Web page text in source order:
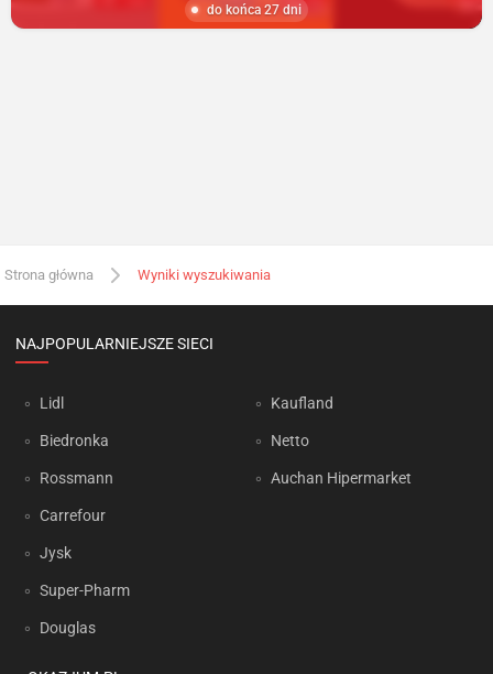
do końca 27 dni
Strona główna Wyniki wyszukiwania
NAJPOPULARNIEJSZE SIECI
Lidl
Biedronka
Rossmann
Carrefour
Jysk
Super-Pharm
Douglas
Kaufland
Netto
Auchan Hipermarket